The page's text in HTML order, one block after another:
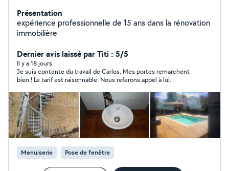
Présentation
expérience professionnelle de 15 ans dans la rénovation
immobilière
Dernier avis laissé par Titi : 5/5
Il y a 18 jours
Je suis contente du travail de Carlos. Mes portes remarchent
bien ! Le tarif est raisonnable. Nous referons appel à lui.
Menuiserie Pose de fenêtre